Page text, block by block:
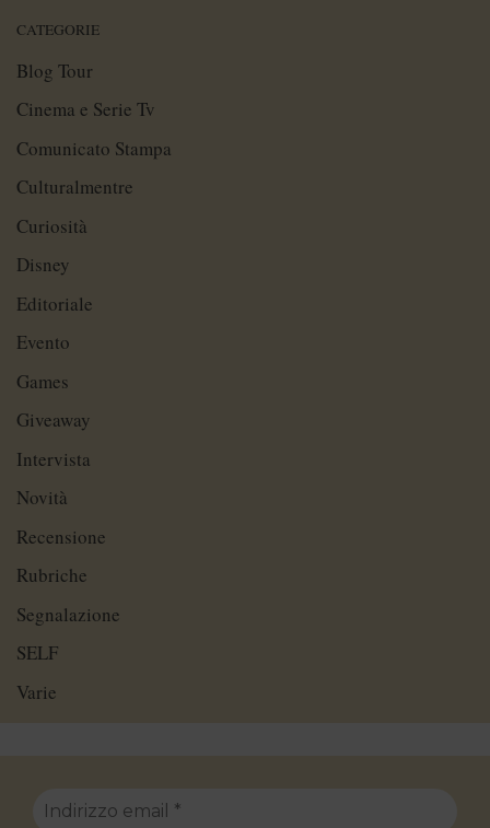
CATEGORIE
Blog Tour
Cinema e Serie Tv
Comunicato Stampa
Culturalmentre
Curiosità
Disney
Editoriale
Evento
Games
Giveaway
Intervista
Novità
Recensione
Rubriche
Segnalazione
SELF
Varie